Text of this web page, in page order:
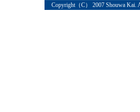
Copyright（C） 2007 Shouwa